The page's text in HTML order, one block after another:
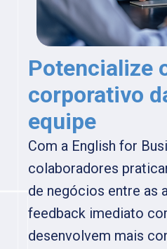
Potencialize
corporativo
equipe
Com a English for
colaboradores
de negócios entre as
feedback imediato
desenvolvem mais